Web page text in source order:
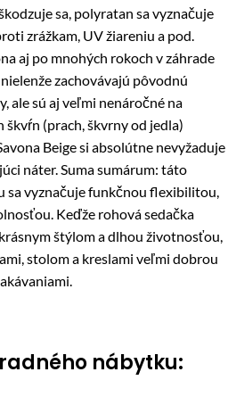
sa, polyratan sa vyznačuje
zrážkam, UV žiareniu a pod.
aj po mnohých rokoch v záhrade
zachovávajú pôvodnú
ale sú aj veľmi nenáročné na
škvŕn (prach, škvrny od jedla)
Beige si absolútne nevyžaduje
náter. Suma sumárum: táto
sa vyznačuje funkčnou flexibilitou,
Keďže rohová sedačka
štýlom a dlhou životnosťou,
stolom a kreslami veľmi dobrou
nábytku: